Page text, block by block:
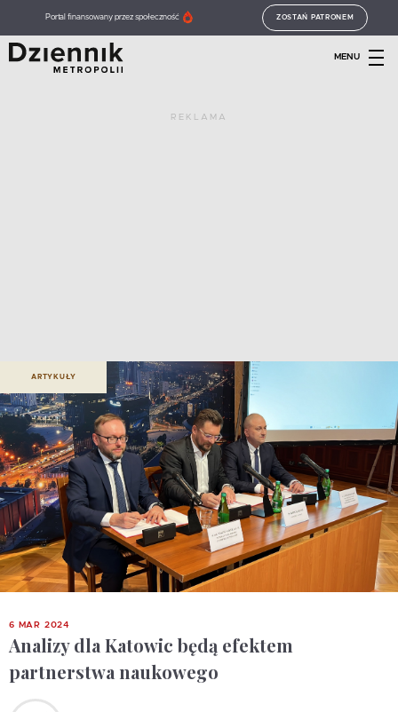
Portal finansowany przez społeczność ZOSTAŃ PATRONEM
MENU
REKLAMA
ARTYKUŁY
6 MAR 2024
Analizy dla Katowic będą efektem
partnerstwa naukowego